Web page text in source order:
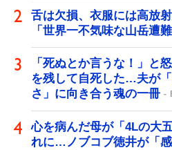
舌は欠損、衣服には高放
「世界一不気味な山岳遭
「死ぬとか言うな！」と
を残して自死した…夫が
さ」に向き合う魂の一冊
心を病んだ母が「4Lの大
れに…ノブコブ徳井が「